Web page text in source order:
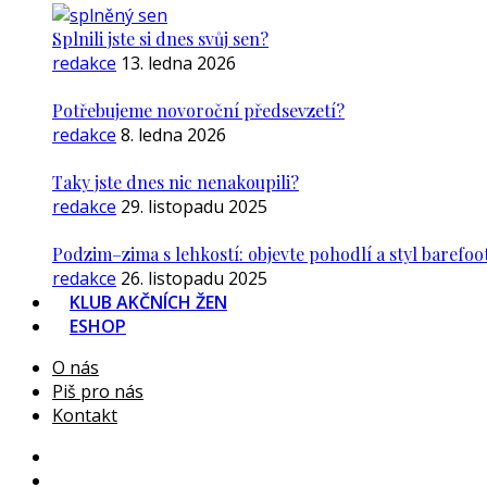
Splnili jste si dnes svůj sen?
redakce 13. ledna 2026
Potřebujeme novoroční předsevzetí?
redakce 8. ledna 2026
Taky jste dnes nic nenakoupili?
redakce 29. listopadu 2025
Podzim–zima s lehkostí: objevte pohodlí a styl
redakce 26. listopadu 2025
KLUB AKČNÍCH ŽEN
ESHOP
O nás
Piš pro nás
Kontakt